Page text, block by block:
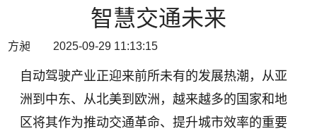
智慧交通未来
方昶 2025-09-29 11:13:15
自动驾驶产业正迎来前所未有的发展热潮，从亚
洲到中东、从北美到欧洲，越来越多的国家和地
区将其作为推动交通革命、提升城市效率的重要